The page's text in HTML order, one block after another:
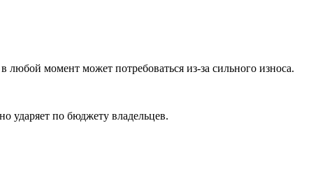
любой момент может потребоваться из-за сильного износа.
ударяет по бюджету владельцев.